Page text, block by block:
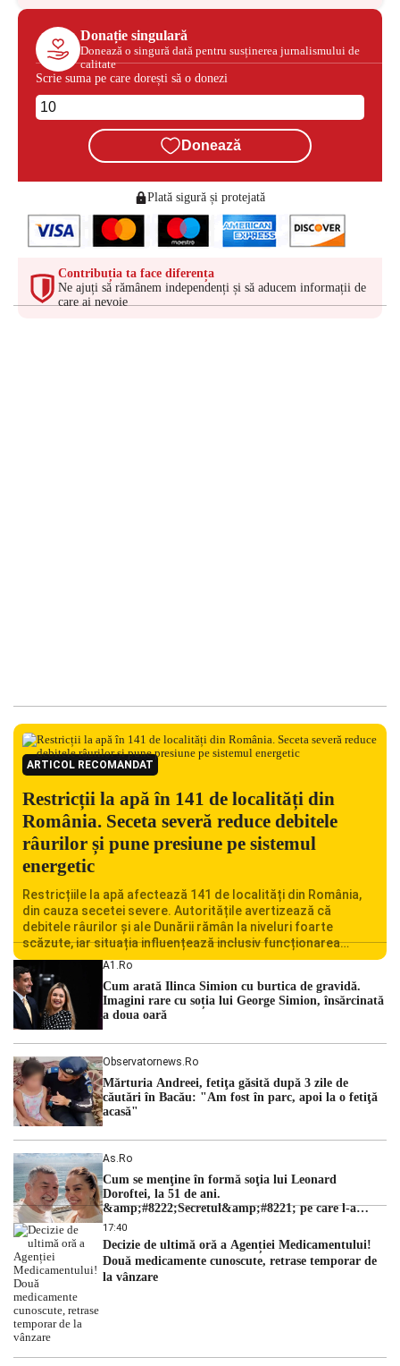
Donație singulară
Donează o singură dată pentru susținerea jurnalismului de
calitate
Scrie suma pe care dorești să o donezi
Donează
Plată sigură și protejată
Contribuția ta face diferența
Ne ajuți să rămânem independenți și să aducem informații de
care ai nevoie
ARTICOL RECOMANDAT
Restricții la apă în 141 de localități din
România. Seceta severă reduce debitele
râurilor și pune presiune pe sistemul
energetic
Restricțiile la apă afectează 141 de localități din România,
din cauza secetei severe. Autoritățile avertizează că
debitele râurilor și ale Dunării rămân la niveluri foarte
scăzute, iar situația influențează inclusiv funcționarea
Centralei Nucleare de la Cernavodă. România se confruntă
cu una dintre cele mai dificile perioade din punct de vedere
hidrologic din ultimii ani. Lipsa […]
A1.ro
Cum arată Ilinca Simion cu burtica de gravidă.
Imagini rare cu soția lui George Simion, însărcinată
a doua oară
Observatornews.ro
Mărturia Andreei, fetiţa găsită după 3 zile de
căutări în Bacău: "Am fost în parc, apoi la o fetiţă
acasă"
As.ro
Cum se menţine în formă soţia lui Leonard
Doroftei, la 51 de ani.
&amp;#8222;Secretul&amp;#8221; pe care l-a
dezvăluit
17:40
Decizie de ultimă oră a Agenției Medicamentului!
Două medicamente cunoscute, retrase temporar de
la vânzare